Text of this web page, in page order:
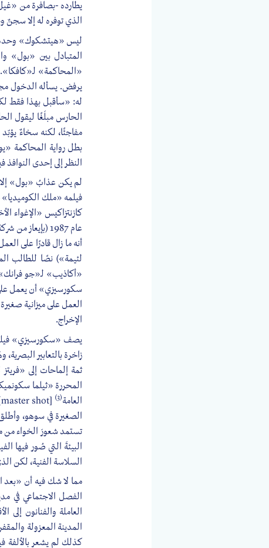
يطارده -بصافرة من
الذي توفره له إلا سجنٌ
ليس «هيتشكوك» وحده
المتبادل بين «بول»
«المحاكمة»
يرفض. يسأله الدخول
له: «سأقبل بهذا فقط
الحارس مبلَغًا ليقول
مفاجئًا، لكنه سخاءٌ
بطل رواية المحاكمة
النظر إلى إحدى النوافذ
كازنتزاكيس «الإغواء
عام 1987
أنه ما زال قادرًا على
لئيمة») نصًا للطالب
«أكاذيب» لـ«جو
سكورسيزي» أن يعمل
العمل على ميزانية
الإخراج.
يصف «سكورسيزي» فيلمَه
زاخرة بالتعابير
ثمة إلماحات إلى
المحررة «ثيلما
العامة(3)
الصغيرة في سوهو،
البيئةَ التي صُور فيها
السلاسة الفنية، لكن
مما لا شك فيه أن «بعد
الفصل الاجتماعي في
العاملة والفنانون
المدينة المعزولة
كذلك لم يشعر بالألفة